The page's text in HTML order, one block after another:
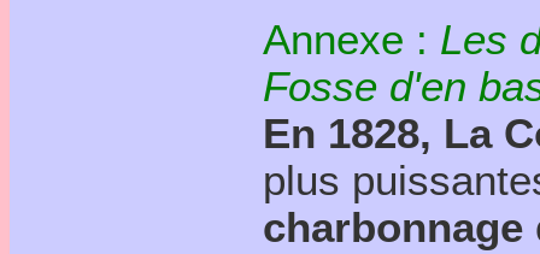
Annexe : Les
Fosse d'en
En 1828, La
plus
charbonnage